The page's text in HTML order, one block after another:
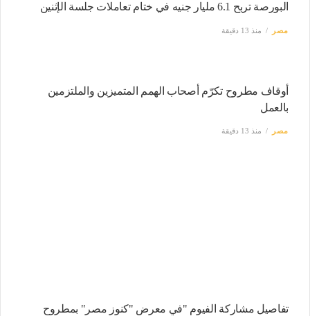
البورصة تربح 6.1 مليار جنيه في ختام تعاملات جلسة الإثنين
مصر منذ 13 دقيقة
أوقاف مطروح تكرّم أصحاب الهمم المتميزين والملتزمين
بالعمل
مصر منذ 13 دقيقة
تفاصيل مشاركة الفيوم "في معرض "كنوز مصر" بمطروح